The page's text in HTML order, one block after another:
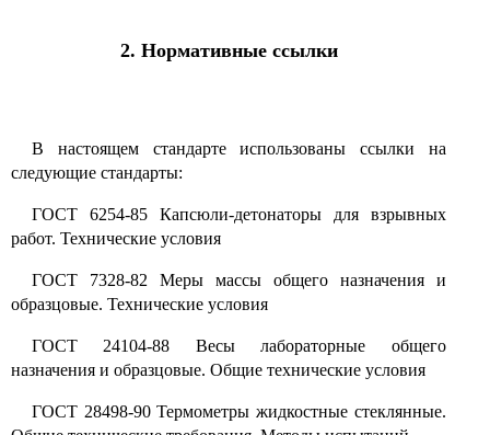
2. Нормативные ссылки
В настоящем стандарте использованы ссылки на
следующие стандарты:
ГОСТ 6254-85 Капсюли-детонаторы для взрывных
работ. Технические условия
ГОСТ 7328-82 Меры массы общего назначения и
образцовые. Технические условия
ГОСТ 24104-88 Весы лабораторные общего
назначения и образцовые. Общие технические условия
ГОСТ 28498-90 Термометры жидкостные стеклянные.